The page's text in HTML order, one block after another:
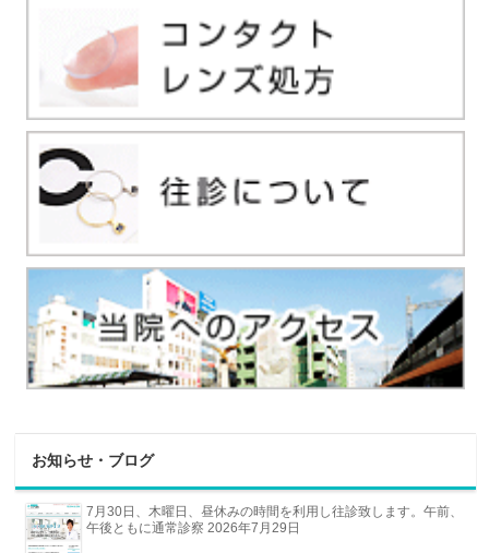
お知らせ・ブログ
7月30日、木曜日、昼休みの時間を利用し往診致します。午前、
午後ともに通常診察 2026年7月29日